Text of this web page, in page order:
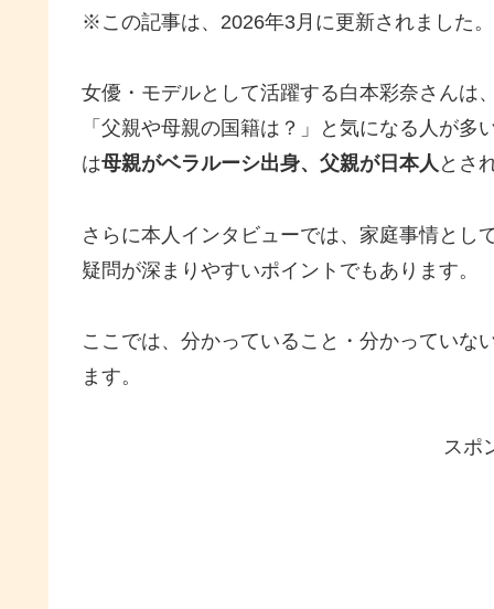
※この記事は、2026年3月に更新されました。
女優・モデルとして活躍する白本彩奈さんは
「父親や母親の国籍は？」と気になる人が
は母親がベラルーシ出身、父親が日本人 とさ
さらに本人インタビューでは、家庭事情とし
疑問が深まりやすいポイントでもあります。
ここでは、分かっていること・分かっていな
ます。
スポ